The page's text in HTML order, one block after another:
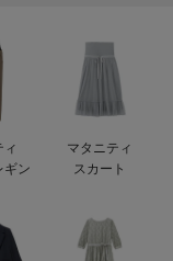
ィ
ギン
マタニティ
スカート